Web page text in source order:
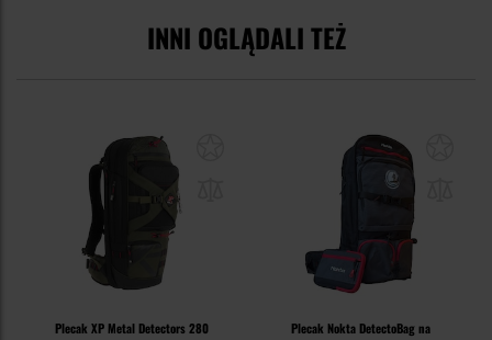
INNI OGLĄDALI TEŻ
Plecak XP Metal Detectors 280 Plecak Nokta DetectoBag na